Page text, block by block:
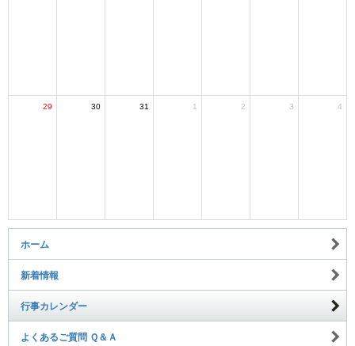
29 30 31 1 2 3 4
ホーム
新着情報
行事カレンダー
よくあるご質問 Ｑ＆Ａ